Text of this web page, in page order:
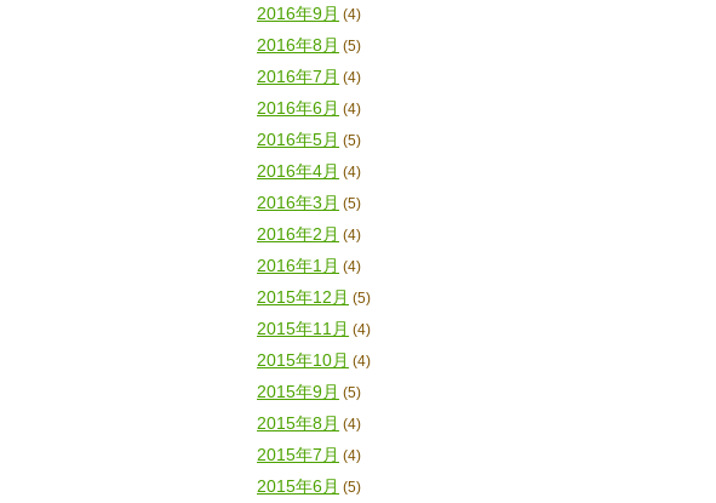
2016年9月 (4)
2016年8月 (5)
2016年7月 (4)
2016年6月 (4)
2016年5月 (5)
2016年4月 (4)
2016年3月 (5)
2016年2月 (4)
2016年1月 (4)
2015年12月 (5)
2015年11月 (4)
2015年10月 (4)
2015年9月 (5)
2015年8月 (4)
2015年7月 (4)
2015年6月 (5)